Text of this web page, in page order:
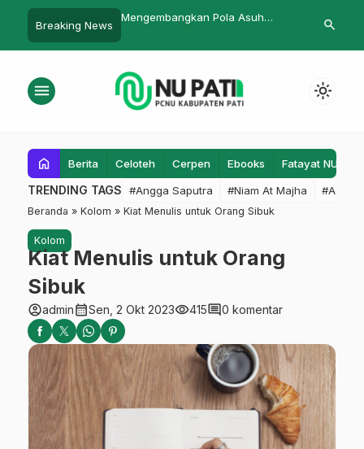
Breaking News
Kekeringan
Mengembangkan Pola Asuh
Keluarga
Tanya
search
menu light_mode
home Berita Celoteh Cerpen Ebooks Fatayat NU
TRENDING TAGS #Angga Saputra #Niam At Majha #Admin
Beranda » Kolom » Kiat Menulis untuk Orang Sibuk
Kolom
Kiat Menulis untuk Orang
Sibuk
account_circleadmincalendar_monthSen, 2 Okt 2023visibility415comment0 komentar